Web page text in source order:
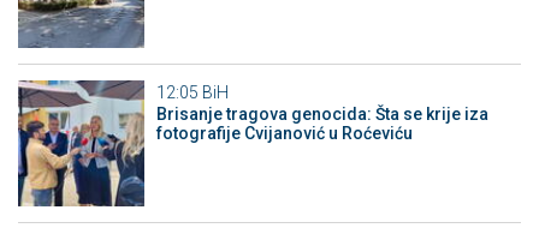
12:05 BiH
Brisanje tragova genocida: Šta se krije iza
fotografije Cvijanović u Roćeviću